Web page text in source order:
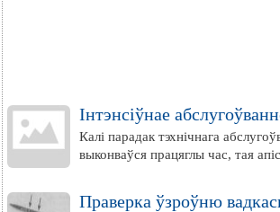
Інтэнсіўнае
Калі парадак тэхнічнага
выконваўся працяглы час, тая
Праверка ўзроўню